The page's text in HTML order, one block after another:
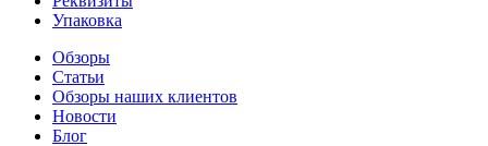
Упаковка
Обзоры
Статьи
Обзоры наших клиентов
Новости
Блог